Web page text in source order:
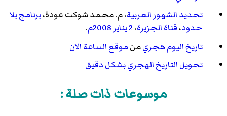
تحديد الشهور العربية، م.محمد شوكت عودة،برنامج بلا
حدود،قناة الجزيرة،2 يناير 2008م .
تاريخ اليوم هجريمنموقع الساعة الان
تحويل التاريخ الهجري بشكل دقيق
موسوعات ذات صلة :